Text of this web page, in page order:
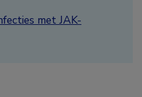
met JAK-